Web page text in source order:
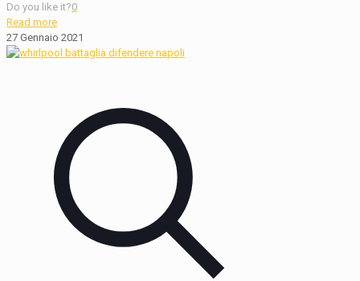
Do you like it?0
Read more
27 Gennaio 2021